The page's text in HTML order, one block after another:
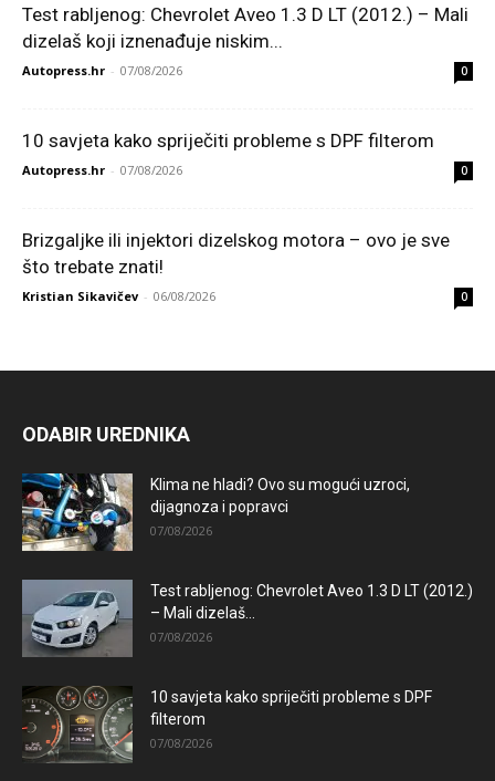
Test rabljenog: Chevrolet Aveo 1.3 D LT (2012.) – Mali
dizelaš koji iznenađuje niskim...
Autopress.hr - 07/08/2026 0
10 savjeta kako spriječiti probleme s DPF filterom
Autopress.hr - 07/08/2026 0
Brizgaljke ili injektori dizelskog motora – ovo je sve
što trebate znati!
Kristian Sikavičev - 06/08/2026 0
ODABIR UREDNIKA
Klima ne hladi? Ovo su mogući uzroci,
dijagnoza i popravci
07/08/2026
Test rabljenog: Chevrolet Aveo 1.3 D LT (2012.)
– Mali dizelaš...
07/08/2026
10 savjeta kako spriječiti probleme s DPF
filterom
07/08/2026